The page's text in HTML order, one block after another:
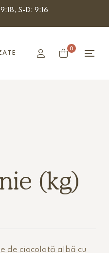
S-D: 9:16
0
(kg)
de ciocolată albă cu